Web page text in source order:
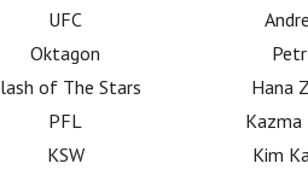
UFC
Oktagon
of The Stars
PFL
KSW
Hana
Kim